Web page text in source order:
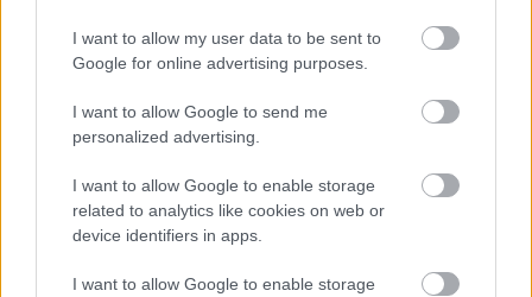
I want to allow my user data to be sent to
Google for online advertising purposes.
I want to allow Google to send me
personalized advertising.
I want to allow Google to enable storage
related to analytics like cookies on web or
device identifiers in apps.
I want to allow Google to enable storage
Te mit tennél, ha éneklés közben
eltűnne a szád?